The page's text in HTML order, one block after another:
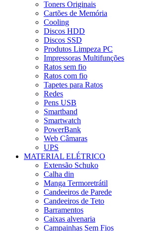
Toners Originais
Cartões de Memória
Cooling
Discos HDD
Discos SSD
Produtos Limpeza PC
Impressoras Multifunções
Ratos sem fio
Ratos com fio
Tapetes para Ratos
Redes
Pens USB
Smartband
Smartwatch
PowerBank
Web Câmaras
UPS
MATERIAL ELÉTRICO
Extensão Schuko
Calha din
Manga Termoretrátil
Candeeiros de Parede
Candeeiros de Teto
Barramentos
Caixas alvenaria
Campainhas Sem Fios